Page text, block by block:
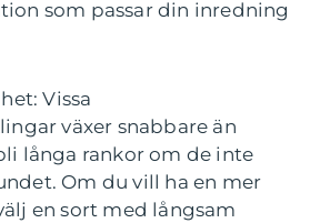
som passar din inredning
Vissa
växer snabbare än
långa rankor om de inte
Om du vill ha en mer
en sort med långsam